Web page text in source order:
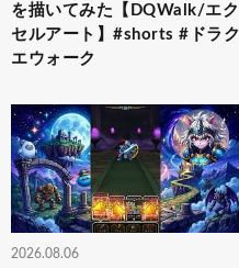
を描いてみた【DQWalk/エク
セルアート】#shorts #ドラク
エウォーク
2026.08.06